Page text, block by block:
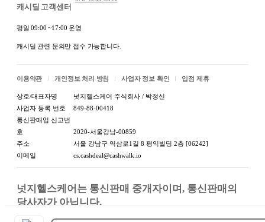
제조국
A/S 책임자와 전화번
호 또는 소비자 상담
관련 전화번호
A/S 책임자와 전화번호 또는
캐시딜 고객센터
평일 09:00 ~17:00 운영
캐시딜 관련 문의만 접수 가능합니다.
이용약관 개인정보 처리 방침 사업자 정보 확인 입점 제휴
상호/대표자명
넛지헬스케어 주식회사 / 박정신
사업자 등록 번호
849-88-00418
통신판매업 신고번
호
2020-서울강남-00859
주소
서울 강남구 역삼로1길 8 평익빌딩 2층 [06242]
이메일
cs.cashdeal@cashwalk.io
넛지헬스케어는 통신판매 중개자이며, 통신판매의
당사자가 아닙니다.
상품, 상품정보, 거래에 관한 의무와 책임은 판매자에